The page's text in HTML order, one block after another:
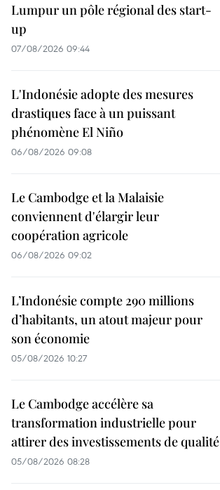
Lumpur un pôle régional des start-
up
07/08/2026 09:44
L'Indonésie adopte des mesures
drastiques face à un puissant
phénomène El Niño
06/08/2026 09:08
Le Cambodge et la Malaisie
conviennent d'élargir leur
coopération agricole
06/08/2026 09:02
L’Indonésie compte 290 millions
d’habitants, un atout majeur pour
son économie
05/08/2026 10:27
Le Cambodge accélère sa
transformation industrielle pour
attirer des investissements de qualité
05/08/2026 08:28